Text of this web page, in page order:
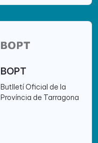
BOPT
Butlletí Oficial de la
Província de Tarragona